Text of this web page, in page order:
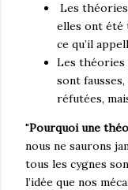
Les
elles ont été
ce qu’il
Les théories
sont
réfutées,
"Pourquoi une
nous ne saurons
tous les cygnes
l’idée que nos